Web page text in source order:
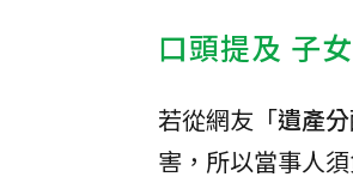
口頭提及 子
若從網友「遺產
害，所以當事人